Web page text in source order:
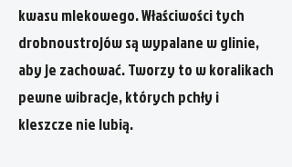
kwasu mlekowego. Właściwości tych
drobnoustrojów są wypalane w glinie,
aby je zachować. Tworzy to w koralikach
pewne wibracje, których pchły i
kleszcze nie lubią.